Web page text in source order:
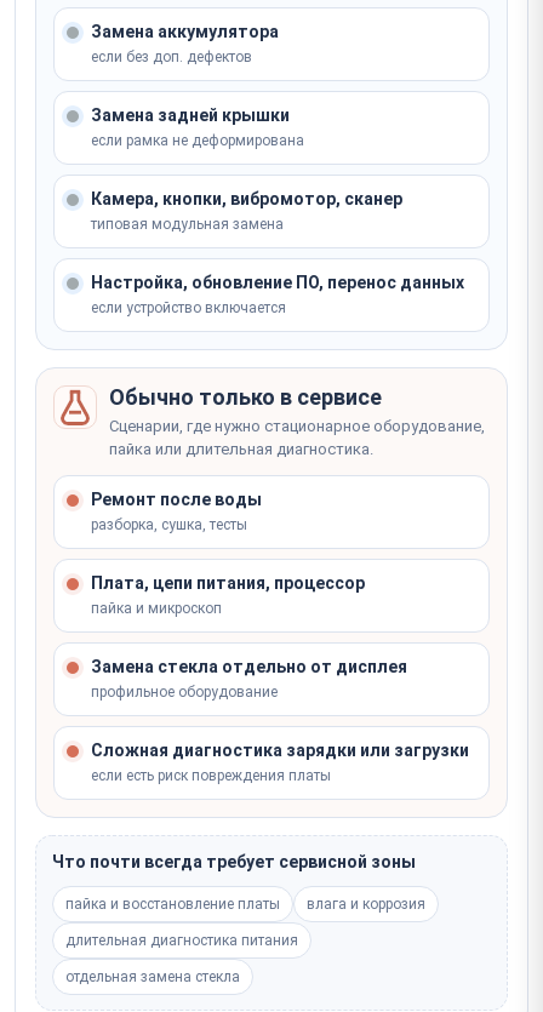
Замена аккумулятора
если без доп. дефектов
Замена задней крышки
если рамка не деформирована
Камера, кнопки, вибромотор, сканер
типовая модульная замена
Настройка, обновление ПО, перенос данных
если устройство включается
Обычно только в сервисе
Сценарии, где нужно стационарное оборудование,
пайка или длительная диагностика.
Ремонт после воды
разборка, сушка, тесты
Плата, цепи питания, процессор
пайка и микроскоп
Замена стекла отдельно от дисплея
профильное оборудование
Сложная диагностика зарядки или загрузки
если есть риск повреждения платы
Что почти всегда требует сервисной зоны
пайка и восстановление платы влага и коррозия
длительная диагностика питания
отдельная замена стекла